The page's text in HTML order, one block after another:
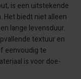
is een uitstekende
Het biedt niet alleen
lange levensduur.
textuur en
eenvoudig te
is voor doe-